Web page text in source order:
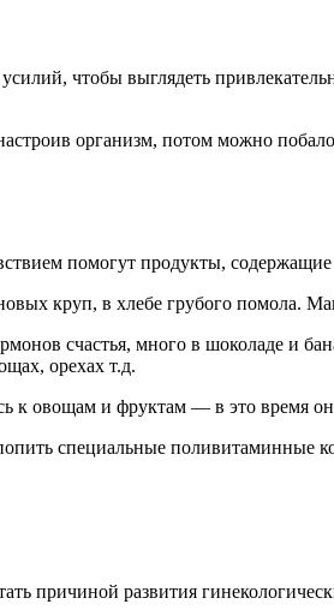
чтобы выглядеть
организм, потом можно
помогут продукты,
круп, в хлебе грубого помола.
счастья, много в шоколаде и
орехах т.д.
к овощам и фруктам — в это время
специальные поливитаминные
причиной развития